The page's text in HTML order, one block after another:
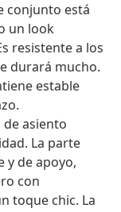
conjunto está
un look
resistente a los
durará mucho.
estable
de asiento
La parte
y de apoyo,
con
toque chic. La